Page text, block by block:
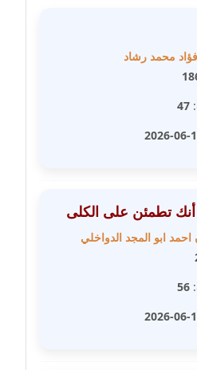
محمد رشاد
47
أنك تطمئن على الكلى
احمد ابو المجد الدواخلي
56